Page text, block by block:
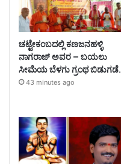
ಚಟ್ಟೇಕಂಬದಲ್ಲಿ ಕಣಜನಹಳ್ಳಿ
ನಾಗರಾಜ್ ಅವರ – ಬಯಲು
ಸೀಮೆಯ ಬೆಳಗು ಗ್ರಂಥ ಬಿಡುಗಡೆ.
43 minutes ago